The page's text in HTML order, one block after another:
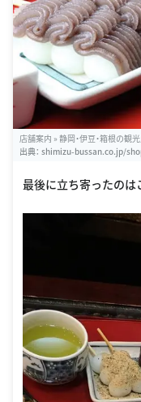
店舗案内 » 静岡・伊豆・箱根の
出典： shimizu-bussan.co.jp/
最後に立ち寄ったのは